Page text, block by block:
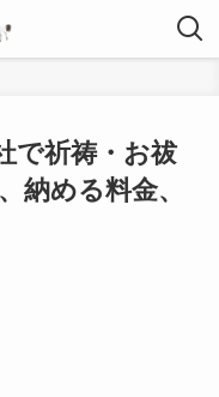
で祈祷・お祓
納める料金、